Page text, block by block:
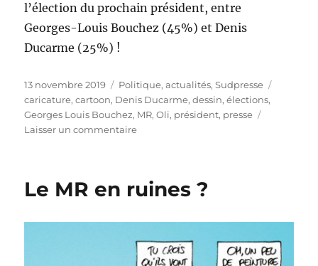
l’élection du prochain président, entre
Georges-Louis Bouchez (45%) et Denis
Ducarme (25%) !
Publié
le
13 novembre 2019 Catégories
Politique, actualités,Sudpresse
caricature,cartoon, Denis Ducarme,dessin,élections,
Georges Louis Bouchez, MR,Oli, président, presse
Laisser un commentairesur
reparti
!
Le MR en ruines ?